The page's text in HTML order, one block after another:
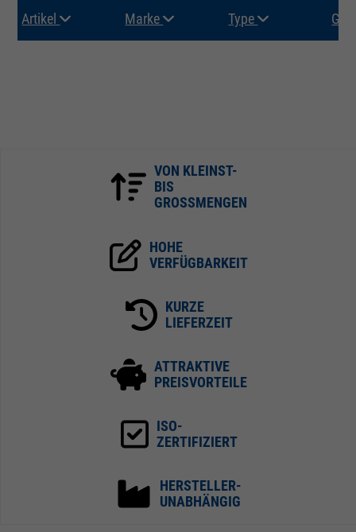
Artikel Marke Type
VON KLEINST-
BIS
GROSSMENGEN
HOHE
VERFÜGBARKEIT
KURZE
LIEFERZEIT
ATTRAKTIVE
PREISVORTEILE
ISO-
ZERTIFIZIERT
HERSTELLER-
UNABHÄNGIG